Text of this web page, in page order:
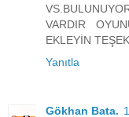
VARDIR
EKLEYİN
Yanıtla
Gökhan Bata.